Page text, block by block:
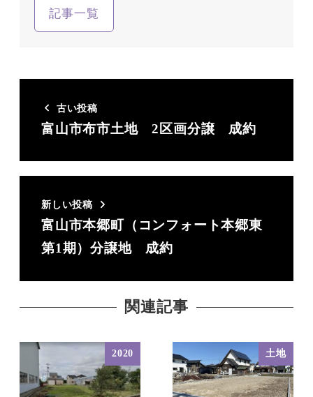
記事一覧
古い投稿
富山市布市土地 2区画分譲 成約
新しい投稿
富山市本郷町（コンフォート本郷東
第1期）分譲地 成約
関連記事
2020 土地